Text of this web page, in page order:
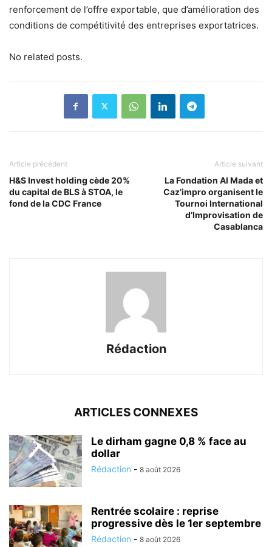
renforcement de l’offre exportable, que d’amélioration des
conditions de compétitivité des entreprises exportatrices.
No related posts.
Article précédent
H&S Invest holding cède 20%
du capital de BLS à STOA, le
fond de la CDC France
Article suivant
La Fondation Al Mada et
Caz’impro organisent le
Tournoi International
d’Improvisation de
Casablanca
Rédaction
ARTICLES CONNEXES
Le dirham gagne 0,8 % face au
dollar
Rédaction - 8 août 2026
Rentrée scolaire : reprise
progressive dès le 1er septembre
Rédaction - 8 août 2026